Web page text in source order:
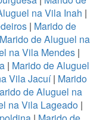
na Vila Inah |
| Marido de
Marido de Aluguel na
na Vila Mendes |
| Marido de Aluguel
Vila Jacuí| Marido
de Aluguel na
na Vila Lageado|